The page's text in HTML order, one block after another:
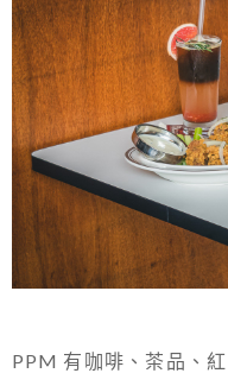
PPM 有咖啡、茶品、